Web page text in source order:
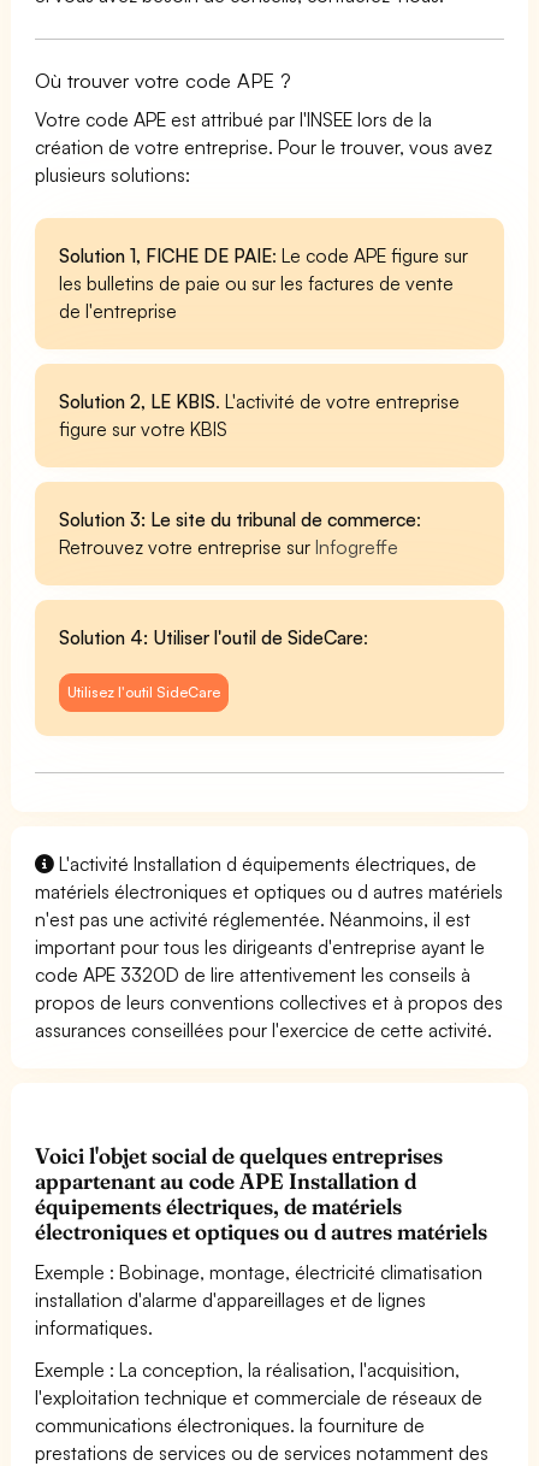
Où trouver votre code APE ?
Votre code APE est attribué par l'INSEE lors de la
création de votre entreprise. Pour le trouver, vous avez
plusieurs solutions:
Solution 1, FICHE DE PAIE: Le code APE figure sur
les bulletins de paie ou sur les factures de vente
de l'entreprise
Solution 2, LE KBIS. L'activité de votre entreprise
figure sur votre KBIS
Solution 3: Le site du tribunal de commerce:
Retrouvez votre entreprise surInfogreffe
Solution 4: Utiliser l'outil de SideCare:
Utilisez l'outil SideCare
L'activité Installation d équipements électriques, de
matériels électroniques et optiques ou d autres matériels
n'est pas une activité réglementée. Néanmoins, il est
important pour tous les dirigeants d'entreprise ayant le
code APE 3320D de lire attentivement les conseils à
propos de leurs conventions collectives et à propos des
assurances conseillées pour l'exercice de cette activité.
Voici l'objet social de quelques entreprises
appartenant au code APE Installation d
équipements électriques, de matériels
électroniques et optiques ou d autres matériels
Exemple : Bobinage, montage, électricité climatisation
installation d'alarme d'appareillages et de lignes
informatiques.
Exemple : La conception, la réalisation, l'acquisition,
l'exploitation technique et commerciale de réseaux de
communications électroniques. la fourniture de
prestations de services ou de services notamment des